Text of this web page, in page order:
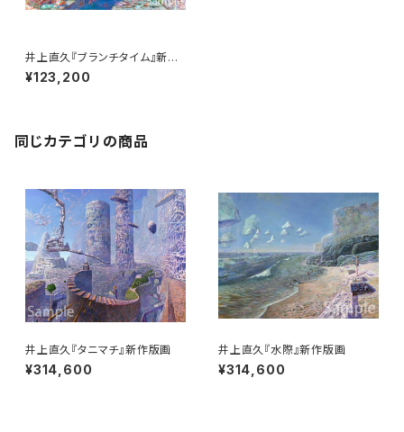
井上直久『ブランチタイム』新作
版画
¥123,200
同じカテゴリの商品
井上直久『タニマチ』新作版画
¥314,600
井上直久『水際』新作版画
¥314,600